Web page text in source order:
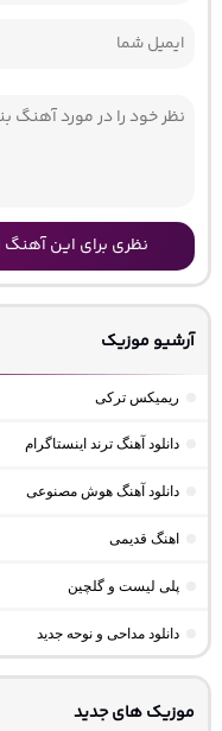
نظری برای این آهنگ
آرشیو موزیک
ریمیکس ترکی
دانلود آهنگ ترند اینستاگرام
دانلود آهنگ هوش مصنوعی
اهنگ قدیمی
پلی لیست و گلچین
دانلود مداحی و نوحه جدید
موزیک های جدید